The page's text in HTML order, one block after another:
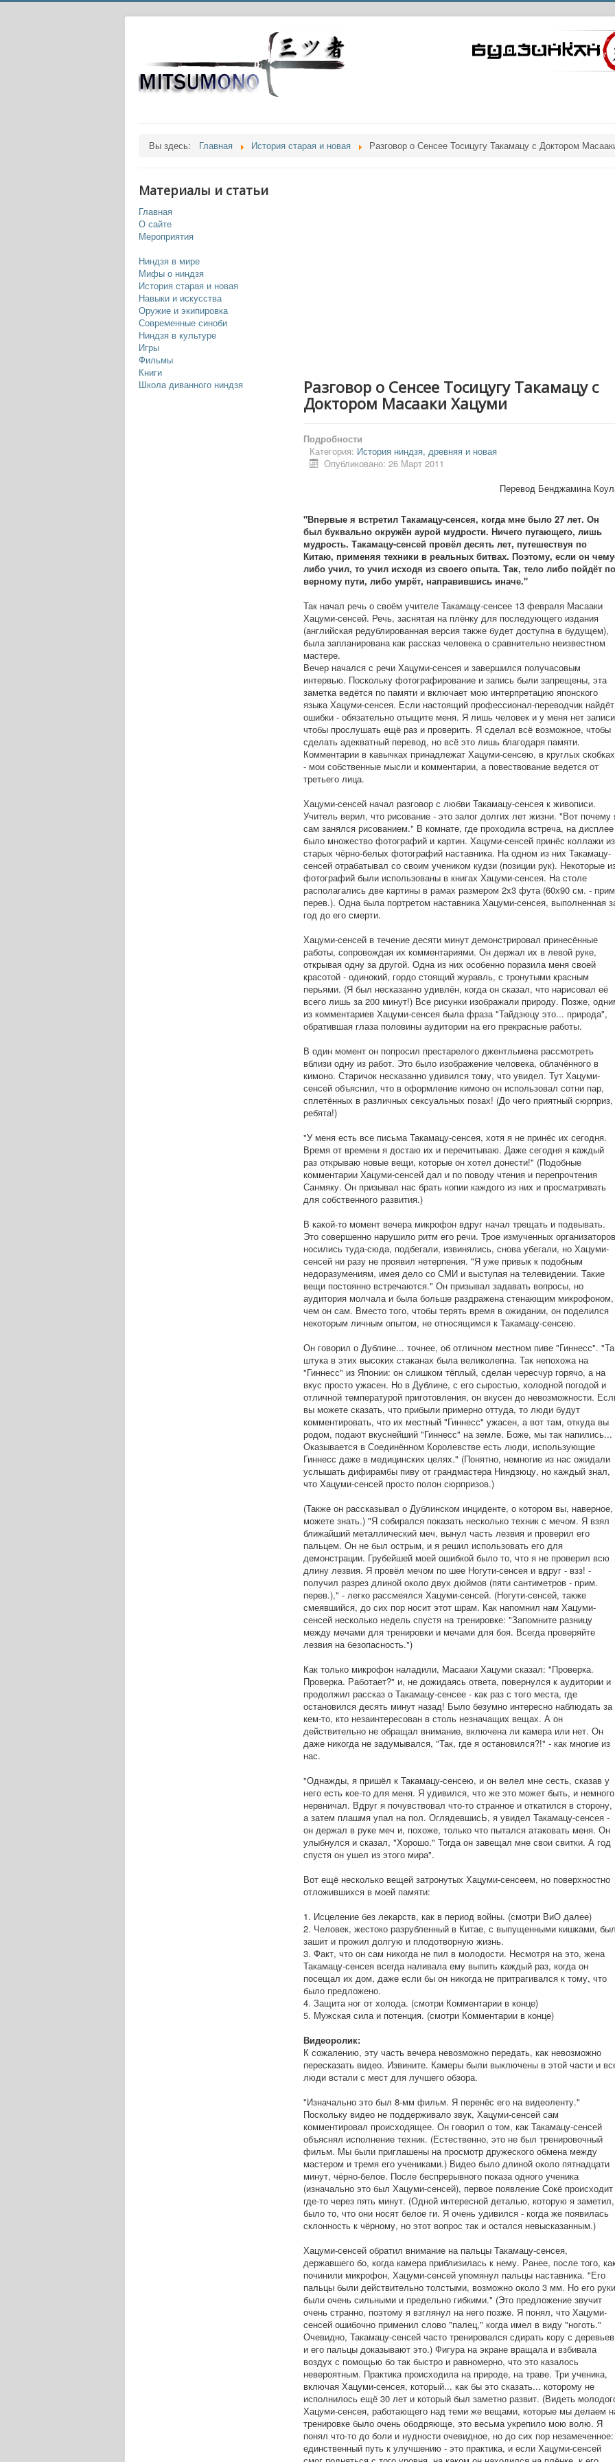
Вы здесь: Главная История старая и новая Разговор о Сенсее Тосицугу Такамацу с Доктором
Материалы и статьи
Главная
О сайте
Мероприятия
Ниндзя в мире
Мифы о ниндзя
История старая и новая
Навыки и искусства
Оружие и экипировка
Современные синоби
Ниндзя в культуре
Игры
Фильмы
Книги
Школа диванного ниндзя
Разговор о Сенсее Тосицугу Такамацу с
Доктором Масааки Хацуми
Подробности
Категория: История ниндзя, древняя и новая
Опубликовано: 26 Март 2011
Перевод Бенджамина
"Впервые я встретил Такамацу-сенсея, когда мне было 27 лет. Он
был буквально окружён аурой мудрости. Ничего пугающего, лишь
мудрость. Такамацу-сенсей провёл десять лет, путешествуя по
Китаю, применяя техники в реальных битвах. Поэтому, если он
либо учил, то учил исходя из своего опыта. Так, тело либо пойдёт по
верному пути, либо умрёт, направившись иначе."
Так начал речь о своём учителе Такамацу-сенсее 13 февраля Масааки
Хацуми-сенсей. Речь, заснятая на плёнку для последующего издания
(английская редублированная версия также будет доступна в будущем),
была запланирована как рассказ человека о сравнительно неизвестном
мастере.
Вечер начался с речи Хацуми-сенсея и завершился получасовым
интервью. Поскольку фотографирование и запись были запрещены, эта
заметка ведётся по памяти и включает мою интерпретацию японского
языка Хацуми-сенсея. Если настоящий профессионал-переводчик найдёт
ошибки - обязательно отыщите меня. Я лишь человек и у меня нет
чтобы прослушать ещё раз и проверить. Я сделал всё возможное, чтобы
сделать адекватный перевод, но всё это лишь благодаря памяти.
Комментарии в кавычках принадлежат Хацуми-сенсею, в круглых скобках
- мои собственные мысли и комментарии, а повествование ведется от
третьего лица.
Хацуми-сенсей начал разговор с любви Такамацу-сенсея к живописи.
Учитель верил, что рисование - это залог долгих лет жизни. "Вот почему
сам занялся рисованием." В комнате, где проходила встреча, на дисплее
было множество фотографий и картин. Хацуми-сенсей принёс коллажи из
старых чёрно-белых фотографий наставника. На одном из них Такамацу-
сенсей отрабатывал со своим учеником кудзи (позиции рук). Некоторые
фотографий были использованы в книгах Хацуми-сенсея. На столе
располагались две картины в рамах размером 2х3 фута (60х90 см. -
перев.). Одна была портретом наставника Хацуми-сенсея, выполненная
год до его смерти.
Хацуми-сенсей в течение десяти минут демонстрировал принесённые
работы, сопровождая их комментариями. Он держал их в левой руке,
открывая одну за другой. Одна из них особенно поразила меня своей
красотой - одинокий, гордо стоящий журавль, с тронутыми красным
перьями. (Я был несказанно удивлён, когда он сказал, что нарисовал её
всего лишь за 200 минут!) Все рисунки изображали природу. Позже,
из комментариев Хацуми-сенсея была фраза "Тайдзюцу это... природа",
обратившая глаза половины аудитории на его прекрасные работы.
В один момент он попросил престарелого джентльмена рассмотреть
вблизи одну из работ. Это было изображение человека, облачённого в
кимоно. Старичок несказанно удивился тому, что увидел. Тут Хацуми-
сенсей объяснил, что в оформление кимоно он использовал сотни пар,
сплетённых в различных сексуальных позах! (До чего приятный сюрприз,
ребята!)
"У меня есть все письма Такамацу-сенсея, хотя я не принёс их сегодня.
Время от времени я достаю их и перечитываю. Даже сегодня я каждый
раз открываю новые вещи, которые он хотел донести!" (Подобные
комментарии Хацуми-сенсей дал и по поводу чтения и перепрочтения
Санмяку. Он призывал нас брать копии каждого из них и просматривать
для собственного развития.)
В какой-то момент вечера микрофон вдруг начал трещать и подвывать.
Это совершенно нарушило ритм его речи. Трое измученных организаторов
носились туда-сюда, подбегали, извинялись, снова убегали, но Хацуми-
сенсей ни разу не проявил нетерпения. "Я уже привык к подобным
недоразумениям, имея дело со СМИ и выступая на телевидении. Такие
вещи постоянно встречаются." Он призывал задавать вопросы, но
аудитория молчала и была больше раздражена стенающим микрофоном,
чем он сам. Вместо того, чтобы терять время в ожидании, он поделился
некоторым личным опытом, не относящимся к Такамацу-сенсею.
Он говорил о Дублине... точнее, об отличном местном пиве "Гиннесс". "Та
штука в этих высоких стаканах была великолепна. Так непохожа на
"Гиннесс" из Японии: он слишком тёплый, сделан чересчур горячо, а на
вкус просто ужасен. Но в Дублине, с его сыростью, холодной погодой и
отличной температурой приготовления, он вкусен до невозможности.
вы можете сказать, что прибыли примерно оттуда, то люди будут
комментировать, что их местный "Гиннесс" ужасен, а вот там, откуда вы
родом, подают вкуснейший "Гиннесс" на земле. Боже, мы так напились...
Оказывается в Соединённом Королевстве есть люди, использующие
Гиннесс даже в медицинских целях." (Понятно, немногие из нас ожидали
услышать дифирамбы пиву от грандмастера Ниндзюцу, но каждый знал,
что Хацуми-сенсей просто полон сюрпризов.)
(Также он рассказывал о Дублинском инциденте, о котором вы, наверное,
можете знать.) "Я собирался показать несколько техник с мечом. Я взял
ближайший металлический меч, вынул часть лезвия и проверил его
пальцем. Он не был острым, и я решил использовать его для
демонстрации. Грубейшей моей ошибкой было то, что я не проверил всю
длину лезвия. Я провёл мечом по шее Ногути-сенсея и вдруг - взз! -
получил разрез длиной около двух дюймов (пяти сантиметров - прим.
перев.)," - легко рассмеялся Хацуми-сенсей. (Ногути-сенсей, также
смеявшийся, до сих пор носит этот шрам. Как напомнил нам Хацуми-
сенсей несколько недель спустя на тренировке: "Запомните разницу
между мечами для тренировки и мечами для боя. Всегда проверяйте
лезвия на безопасность.")
Как только микрофон наладили, Масааки Хацуми сказал: "Проверка.
Проверка. Работает?" и, не дожидаясь ответа, повернулся к аудитории и
продолжил рассказ о Такамацу-сенсее - как раз с того места, где
остановился десять минут назад! Было безумно интересно наблюдать за
кем-то, кто незаинтересован в столь незначащих вещах. А он
действительно не обращал внимание, включена ли камера или нет. Он
даже никогда не задумывался, "Так, где я остановился?!" - как многие из
нас.
"Однажды, я пришёл к Такамацу-сенсею, и он велел мне сесть, сказав у
него есть кое-то для меня. Я удивился, что же это может быть, и немного
нервничал. Вдруг я почувствовал что-то странное и откатился в сторону,
а затем плашмя упал на пол. ОглядевшисЬ, я увидел Такамацу-сенсея -
он держал в руке меч и, похоже, только что пытался атаковать меня. Он
улыбнулся и сказал, "Хорошо." Тогда он завещал мне свои свитки. А год
спустя он ушел из этого мира".
Вот ещё несколько вещей затронутых Хацуми-сенсеем, но поверхностно
отложившихся в моей памяти:
1. Исцеление без лекарств, как в период войны. (смотри ВиО далее)
2. Человек, жестоко разрубленный в Китае, с выпущенными кишками,
зашит и прожил долгую и плодотворную жизнь.
3. Факт, что он сам никогда не пил в молодости. Несмотря на это, жена
Такамацу-сенсея всегда наливала ему выпить каждый раз, когда он
посещал их дом, даже если бы он никогда не притрагивался к тому, что
было предложено.
4. Защита ног от холода. (смотри Комментарии в конце)
5. Мужская сила и потенция. (смотри Комментарии в конце)
Видеоролик:
К сожалению, эту часть вечера невозможно передать, как невозможно
пересказать видео. Извините. Камеры были выключены в этой части и
люди встали с мест для лучшего обзора.
"Изначально это был 8-мм фильм. Я перенёс его на видеоленту."
Поскольку видео не поддерживало звук, Хацуми-сенсей сам
комментировал происходящее. Он говорил о том, как Такамацу-сенсей
объяснял исполнение техник. (Естественно, это не был тренировочный
фильм. Мы были приглашены на просмотр дружеского обмена между
мастером и тремя его учениками.) Видео было длиной около пятнадцати
минут, чёрно-белое. После беспрерывного показа одного ученика
(изначально это был Хацуми-сенсей), первое появление Сокё происходит
где-то через пять минут. (Одной интересной деталью, которую я заметил,
было то, что они носят белое ги. Я очень удивился - когда же появилась
склонность к чёрному, но этот вопрос так и остался невысказанным.)
Хацуми-сенсей обратил внимание на пальцы Такамацу-сенсея,
державшего бо, когда камера приблизилась к нему. Ранее, после того,
починили микрофон, Хацуми-сенсей упомянул пальцы наставника. "Его
пальцы были действительно толстыми, возможно около 3 мм. Но его руки
были очень сильными и предельно гибкими." (Это предложение звучит
очень странно, поэтому я взглянул на него позже. Я понял, что Хацуми-
сенсей ошибочно применил слово "палец," когда имел в виду "ноготь."
Очевидно, Такамацу-сенсей часто тренировался сдирать кору с
и его пальцы доказывают это.) Фигура на экране вращала и взбивала
воздух с помощью бо так быстро и равномерно, что это казалось
невероятным. Практика происходила на природе, на траве. Три ученика,
включая Хацуми-сенсея, который... как бы это сказать... которому не
исполнилось ещё 30 лет и который был заметно развит. (Видеть
Хацуми-сенсея, работающего над теми же вещами, которые мы делаем
тренировке было очень ободряюще, это весьма укрепило мою волю. Я
понял что-то до боли и нудности очевидное, но до сих пор незамеченное:
единственный путь к улучшению - это практика, и если Хацуми-сенсей